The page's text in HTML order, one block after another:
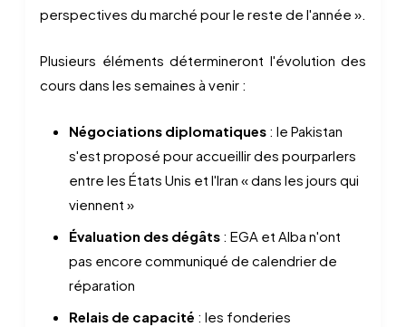
perspectives du marché pour le reste de l'année ».
Plusieurs éléments détermineront l'évolution des
cours dans les semaines à venir :
Négociations diplomatiques : le Pakistan
s'est proposé pour accueillir des pourparlers
entre les États Unis et l'Iran « dans les jours qui
viennent »
Évaluation des dégâts : EGA et Alba n'ont
pas encore communiqué de calendrier de
réparation
Relais de capacité : les fonderies